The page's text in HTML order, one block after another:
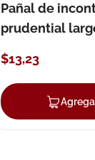
Agregar
Pañal de
prudential
$13,23